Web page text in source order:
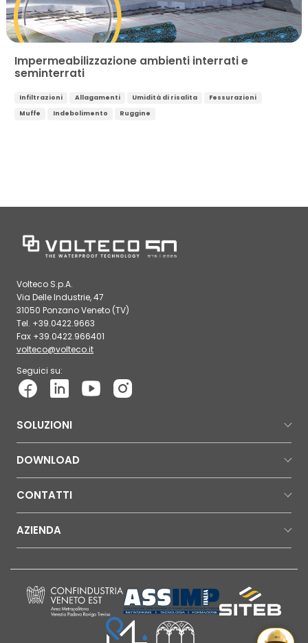
Impermeabilizzazione ambienti interrati e
seminterrati
Infiltrazioni Allagamenti Umidità di risalita
Fessurazioni
Muffe
Indebolimento Ruggine
Volteco S.p.A.
Via Delle Industrie, 47
31050 Ponzano Veneto (TV)
Tel. +39.0422.9663
Fax +39.0422.966401
volteco@volteco.it
Seguici su:
SOLUZIONI
DOWNLOAD
CONTATTI
AZIENDA